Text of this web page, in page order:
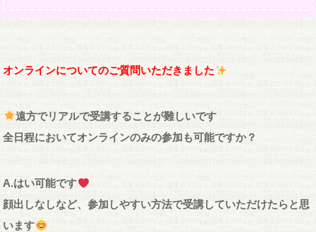
オンラインについてのご質問いただきました
遠方でリアルで受講することが難しいです
全日程においてオンラインのみの参加も可能ですか？
A.はい可能です
顔出しなしなど、参加しやすい方法で受講していただけたらと思
います